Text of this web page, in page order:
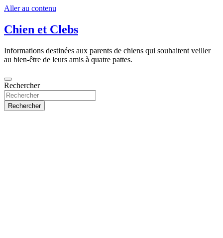
Aller au contenu
Chien et Clebs
Informations destinées aux parents de chiens qui souhaitent veiller
au bien-être de leurs amis à quatre pattes.
Rechercher
Rechercher